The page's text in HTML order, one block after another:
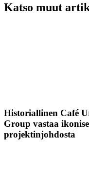
Katso muut
Historiallinen Café
Group vastaa
projektinjohdosta